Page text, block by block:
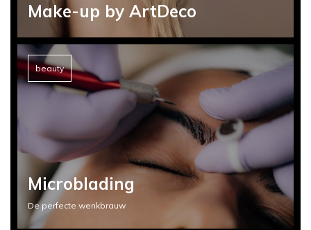
Make-up by ArtDeco
beauty
Microblading
De perfecte wenkbrauw